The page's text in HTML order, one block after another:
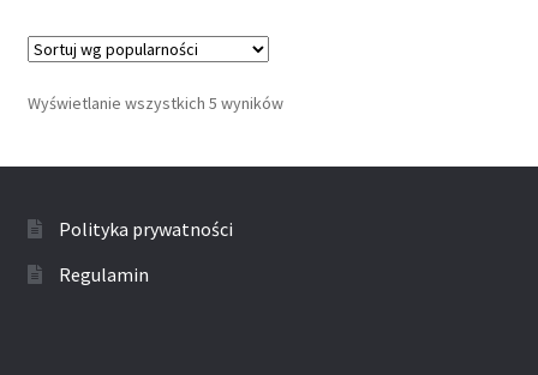
Wyświetlanie wszystkich 5 wyników
Polityka prywatności
Regulamin